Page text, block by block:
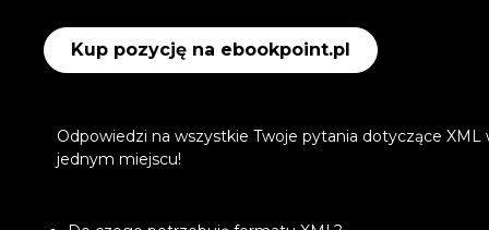
Kup pozycję na ebookpoint.pl
Odpowiedzi na wszystkie Twoje pytania dotyczące XML
jednym miejscu!